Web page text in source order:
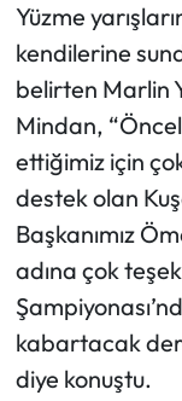
Yüzme
kendilerine
belirten Marlin
Mindan,
ettiğimiz için
destek olan
Başkanımız
adına çok
kabartacak
diye konuştu.